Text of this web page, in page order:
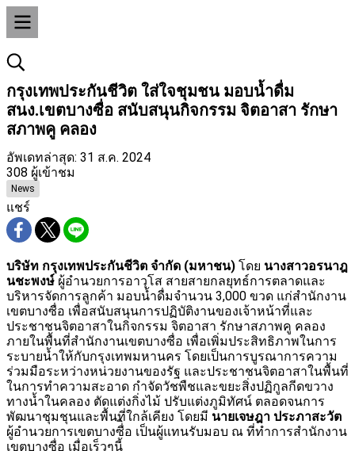
กรุงเทพประกันชีวิต ใส่ใจชุมชน มอบน้ำดื่ม
สนง.เขตบางซื่อ สนับสนุนกิจกรรม จิตอาสา รักษา
สภาพคู คลอง
อัพเดทล่าสุด: 31 ส.ค. 2024
308 ผู้เข้าชม
News
แชร์
บริษัท กรุงเทพประกันชีวิต จำกัด (มหาชน) โดย นางสาวอรนาฎ
นชะพงษ์ ผู้อำนวยการอาวุโส สายสายกลยุทธ์การตลาดและ
บริหารจัดการลูกค้า มอบน้ำดื่มจำนวน 3,000 ขวด แก่สำนักงาน
เขตบางซื่อ เพื่อสนับสนุนการปฏิบัติงานของเจ้าหน้าที่และ
ประชาชนจิตอาสาในกิจกรรม จิตอาสา รักษาสภาพคู คลอง
ภายในพื้นที่สำนักงานเขตบางซื่อ เพื่อเพิ่มประสิทธิภาพในการ
ระบายน้ำให้กับกรุงเทพมหานคร โดยเป็นการบูรณาการความ
ร่วมมือระหว่างหน่วยงานของรัฐ และประชาชนจิตอาสาในพื้นที่
ในการทำความสะอาด กำจัดวัชพืชและขยะสิ่งปฏิกูลกีดขวาง
ทางน้ำในคลอง ตัดแต่งกิ่งไม้ ปรับแต่งภูมิทัศน์ ตลอดจนการ
พัฒนาชุมชุนและพื้นที่ใกล้เคียง โดยมี นายเจษฎา ประภาสะวัต
ผู้อำนวยการเขตบางซื่ิอ เป็นผู้แทนรับมอบ ณ ที่ทำการสำนักงาน
เขตบางซื่อ เมื่อเร็วๆนี้